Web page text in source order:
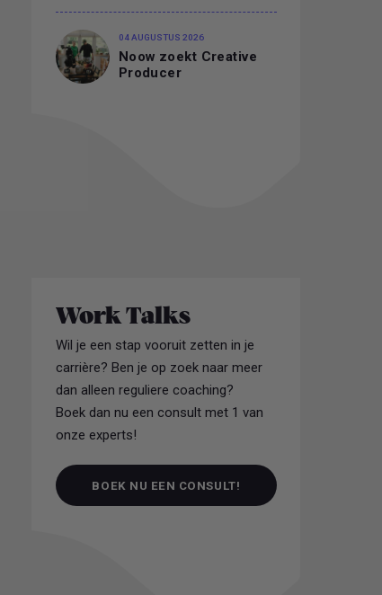
04 AUGUSTUS 2026
Noow zoekt Creative
Producer
Work Talks
Wil je een stap vooruit zetten in je
carrière? Ben je op zoek naar meer
dan alleen reguliere coaching?
Boek dan nu een consult met 1 van
onze experts!
BOEK NU EEN CONSULT!